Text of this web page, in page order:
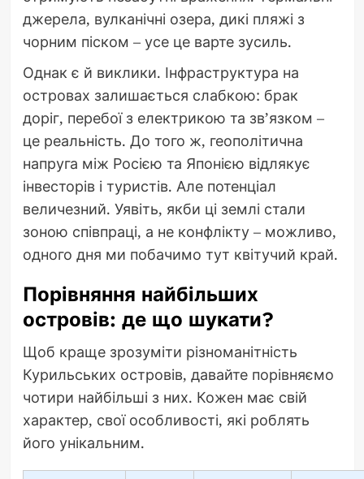
джерела, вулканічні озера, дикі пляжі з
чорним піском – усе це варте зусиль.
Однак є й виклики. Інфраструктура на
островах залишається слабкою: брак
доріг, перебої з електрикою та зв’язком –
це реальність. До того ж, геополітична
напруга між Росією та Японією відлякує
інвесторів і туристів. Але потенціал
величезний. Уявіть, якби ці землі стали
зоною співпраці, а не конфлікту – можливо,
одного дня ми побачимо тут квітучий край.
Порівняння найбільших
островів: де що шукати?
Щоб краще зрозуміти різноманітність
Курильських островів, давайте порівняємо
чотири найбільші з них. Кожен має свій
характер, свої особливості, які роблять
його унікальним.